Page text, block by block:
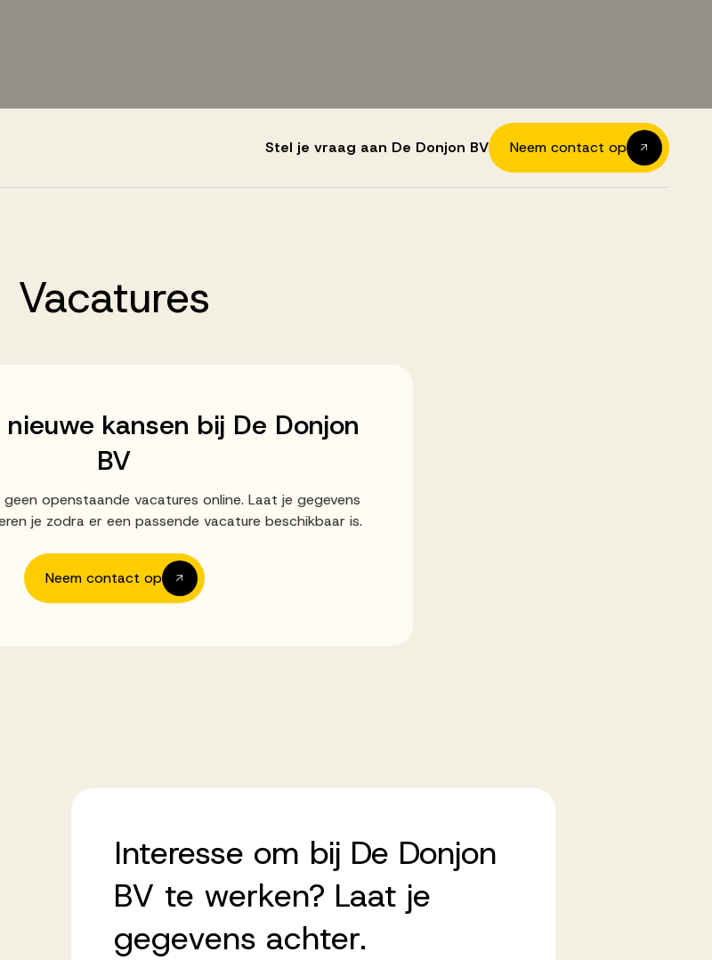
Stel je vraag aan De Donjon BV Neem contact op
Vacatures
kansen bij De Donjon
BV
openstaande vacatures online. Laat je gegevens
je zodra er een passende vacature beschikbaar is.
Neem contact op
Interesse om bij De Donjon
BV te werken? Laat je
gegevens achter.